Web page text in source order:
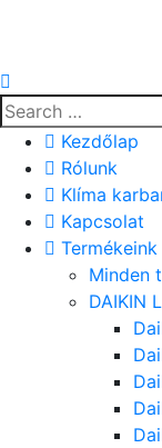
Kezdőlap
Rólunk
Klíma
Kapcsolat
Termékeink
Minden
DAIKIN